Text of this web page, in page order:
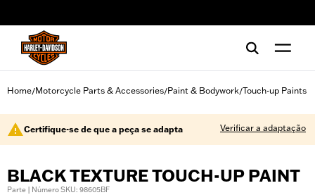
Home/Motorcycle Parts & Accessories/Paint & Bodywork/Touch-up Paints
Certifique-se de que a peça se adapta Verificar a adaptação
BLACK TEXTURE TOUCH-UP PAINT
Parte | Número SKU: 98605BF